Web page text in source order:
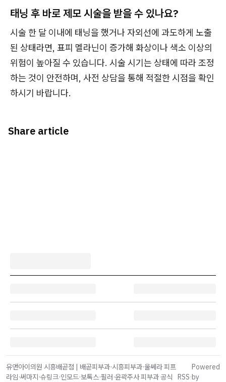
태닝 후 바로 제모 시술을 받을 수 있나요?
시술 한 달 이내에 태닝을 했거나 자외선에 과도하게 노출
된 상태라면, 표피 멜라닌이 증가해 화상이나 색소 이상의
위험이 높아질 수 있습니다. 시술 시기는 상태에 따라 조정
하는 것이 안전하며, 사전 상담을 통해 적절한 시점을 확인
하시기 바랍니다.
Share article
유앤아이의원 시흥배곧점 | 배곧피부과·시흥피부과·울쎄라 피프
라임·써마지·슈링크·인모드·보톡스·필러·윤곽주사 피부과 공식
RSS·
Powered
by